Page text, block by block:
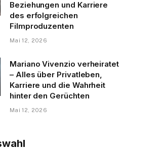
Beziehungen und Karriere
des erfolgreichen
Filmproduzenten
Mai 12, 2026
Mariano Vivenzio verheiratet
– Alles über Privatleben,
Karriere und die Wahrheit
hinter den Gerüchten
Mai 12, 2026